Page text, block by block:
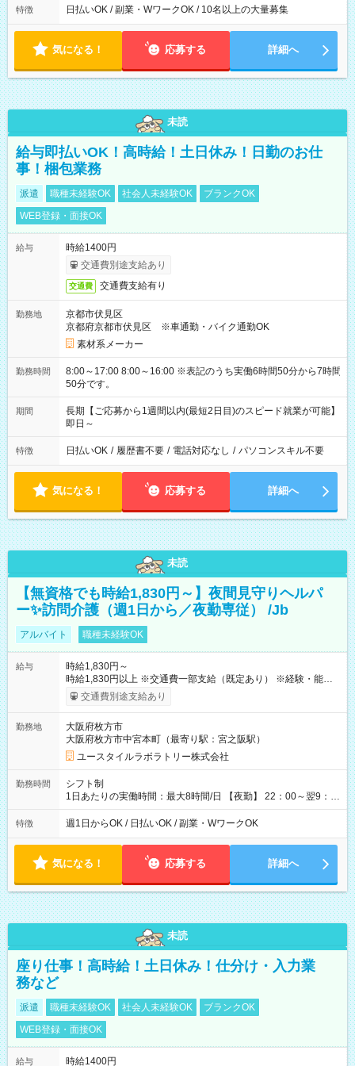
特徴 日払いOK / 副業・WワークOK / 10名以上の大量募集
気になる！ 応募する 詳細へ
未読
給与即払いOK！高時給！土日休み！日勤のお仕
事！梱包業務
派遣 職種未経験OK 社会人未経験OK
ブランクOK
WEB登録・面接OK
給与
時給1400円
交通費別途支給あり
交通費 交通費支給有り
勤務地
京都市伏見区
京都府京都市伏見区 ※車通勤・バイク通勤OK
素材系メーカー
勤務時間
8:00～17:00 8:00～16:00 ※表記のうち実働6時間50分から7時間
50分です。
期間
長期【ご応募から1週間以内(最短2日目)のスピード就業が可能】
即日～
特徴 日払いOK / 履歴書不要 / 電話対応なし / パソコンスキル不要
気になる！ 応募する 詳細へ
未読
【無資格でも時給1,830円～】夜間見守りヘルパ
ー✨訪問介護（週1日から／夜勤専従） /Jb
アルバイト 職種未経験OK
給与
時給1,830円～
時給1,830円以上 ※交通費一部支給（既定あり） ※経験・能力を
考慮して決定します 【収入例】 週1回勤務の場合：1,830円×8時
間×4回=5万8,560円 週3回勤務の場合：1,830円×8時間×12回
月 ※ 雇用形態と給与に、本採用時と異なる部分があります。 雇
用形態：本採用時と同じです。 給与：時給 1,610円以上
交通費別途支給あり
勤務地
大阪府枚方市
大阪府枚方市中宮本町（最寄り駅：宮之阪駅）
ユースタイルラボラトリー株式会社
勤務時間
シフト制
1日あたりの実働時間：最大8時間/日 【夜勤】 22：00～翌9：
00 ※週1日～OK ／ 夜勤専従 ＊＊ 勤務時間例 ＊＊ ■22時か
ら翌7時 ■23時から翌8時 ■24時から翌9時 など ※上記の時間
ます。 ※曜日固定（毎週同じ曜日での勤務となります）
特徴 週1日からOK / 日払いOK / 副業・WワークOK
気になる！ 応募する 詳細へ
未読
座り仕事！高時給！土日休み！仕分け・入力業
務など
派遣 職種未経験OK 社会人未経験OK
ブランクOK
WEB登録・面接OK
給与 時給1400円